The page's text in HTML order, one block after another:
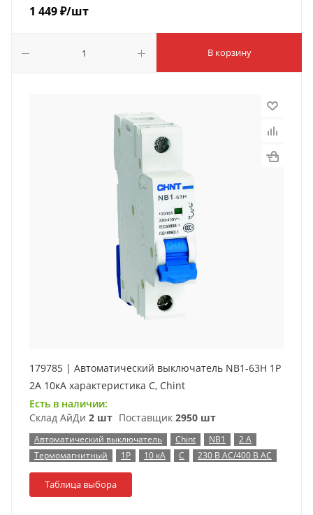
1 449₽/шт
В корзину
179785 | Автоматический выключатель NB1-63H 1P
2А 10кА характеристика C, Chint
Есть в наличии:
Склад АйДи 2 шт Поставщик 2950 шт
Автоматический выключатель Chint NB1
2 А
Термомагнитный
1P 10 кА C 230 В AC/400 В AC
Таблица выбора